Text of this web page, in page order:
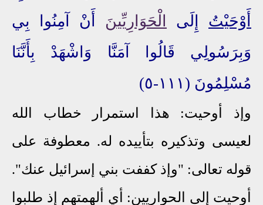
أَوْحَيْتُ إِلَى الْحَوَارِيِّينَ أَنْ آمِنُوا بِي
وَبِرَسُولِي قَالُوا آمَنَّا وَاشْهَدْ بِأَنَّنَا
مُسْلِمُونَ (١١١-٥)
وإذ أوحيت: هذا استمرار خطاب الله
لعيسى وتذكيره بتأييده له. معطوفة على
قوله تعالى: "وإذ كففت بني إسرائيل عنك".
أوحيت إلى الحواريين: أي ألهمتهم إذ طلبوا